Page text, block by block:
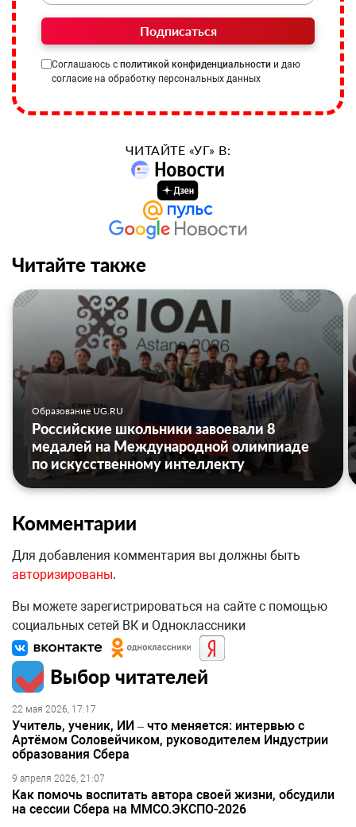
Подписаться
Соглашаюсь с политикой конфиденциальности и даю
согласие на обработку персональных данных
ЧИТАЙТЕ «УГ» В:
Читайте также
Образование UG.RU
Российские школьники завоевали 8
медалей на Международной олимпиаде
по искусственному интеллекту
Комментарии
Для добавления комментария вы должны быть
авторизированы.
Вы можете зарегистрироваться на сайте с помощью
социальных сетей ВК и Одноклассники
Выбор читателей
22 мая 2026, 17:17
Учитель, ученик, ИИ – что меняется: интервью с
Артёмом Соловейчиком, руководителем Индустрии
образования Сбера
9 апреля 2026, 21:07
Как помочь воспитать автора своей жизни, обсудили
на сессии Сбера на ММСО.ЭКСПО-2026